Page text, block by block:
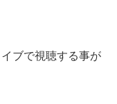
イブで視聴する事が